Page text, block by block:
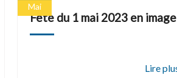
Mai
Fête du 1 mai 2023 en image